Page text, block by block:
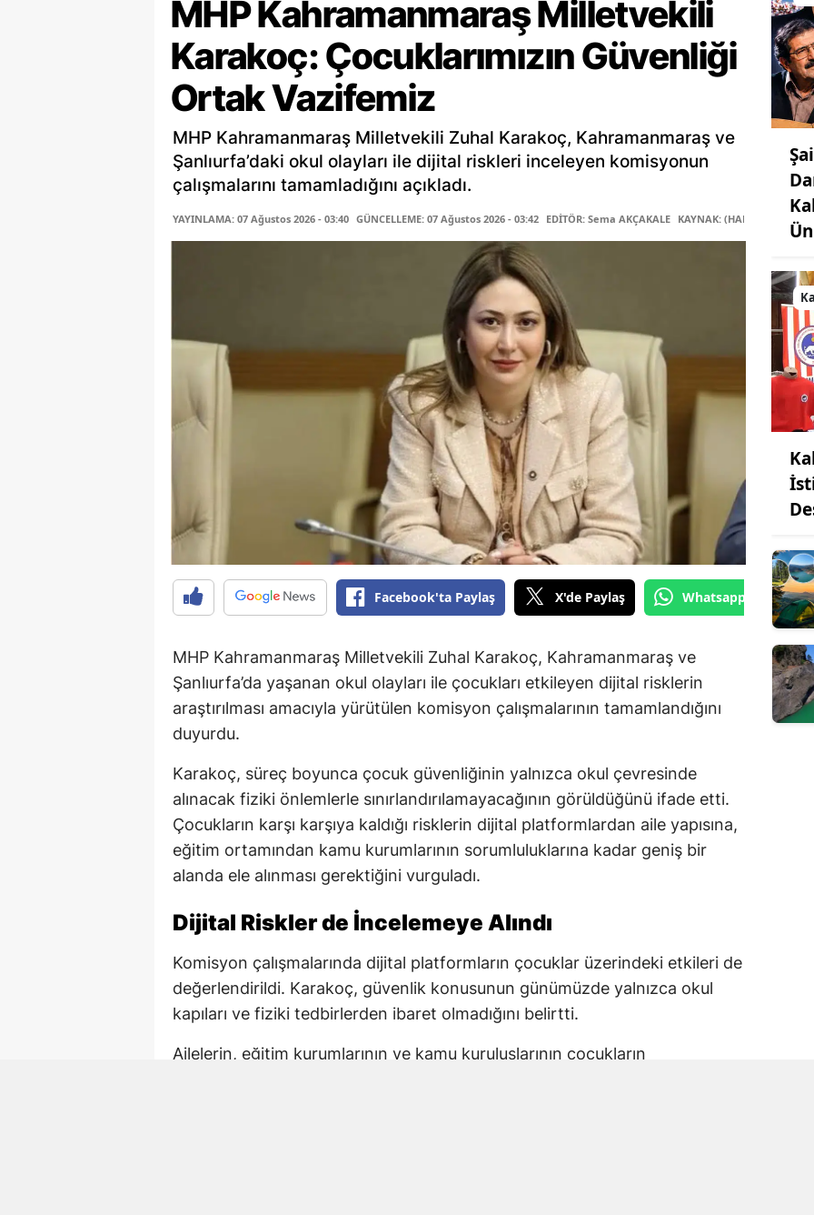
MHP Kahramanmaraş Milletvekili
Karakoç: Çocuklarımızın Güvenliği
Ortak Vazifemiz
MHP Kahramanmaraş Milletvekili Zuhal Karakoç, Kahramanmaraş ve
Şanlıurfa’daki okul olayları ile dijital riskleri inceleyen komisyonun
çalışmalarını tamamladığını açıkladı.
YAYINLAMA: 07 Ağustos 2026 - 03:40 GÜNCELLEME: 07 Ağustos 2026 - 03:42 EDİTÖR: Sema AKÇAKALE KAYNAK: (HABER MERKEZİ)
Facebook'ta Paylaş X'de Paylaş Whatsapp'tan
MHP Kahramanmaraş Milletvekili Zuhal Karakoç, Kahramanmaraş ve
Şanlıurfa’da yaşanan okul olayları ile çocukları etkileyen dijital risklerin
araştırılması amacıyla yürütülen komisyon çalışmalarının tamamlandığını
duyurdu.
Karakoç, süreç boyunca çocuk güvenliğinin yalnızca okul çevresinde
alınacak fiziki önlemlerle sınırlandırılamayacağının görüldüğünü ifade etti.
Çocukların karşı karşıya kaldığı risklerin dijital platformlardan aile yapısına,
eğitim ortamından kamu kurumlarının sorumluluklarına kadar geniş bir
alanda ele alınması gerektiğini vurguladı.
Dijital Riskler de İncelemeye Alındı
Komisyon çalışmalarında dijital platformların çocuklar üzerindeki etkileri de
değerlendirildi. Karakoç, güvenlik konusunun günümüzde yalnızca okul
kapıları ve fiziki tedbirlerden ibaret olmadığını belirtti.
Ailelerin, eğitim kurumlarının ve kamu kuruluşlarının çocukların